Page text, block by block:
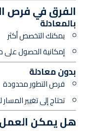
الفرق في فرص
بالمعادلة
يمكنك التخصص أكثر
إمكانية الحصول
بدون معادلة
فرص التطور محدودة
تحتاج إلى تغيير المسار
هل يمكن العمل